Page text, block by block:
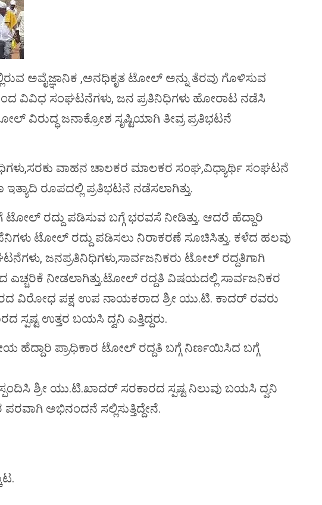
ಅವೈಜ್ಞಾನಿಕ ,ಅನಧಿಕೃತ ಟೋಲ್ ಅನ್ನು ತೆರವು ಗೊಳಿಸುವ
ವಿವಿಧ ಸಂಘಟನೆಗಳು, ಜನ ಪ್ರತಿನಿಧಿಗಳು ಹೋರಾಟ ನಡೆಸಿ
ವಿರುದ್ಧ ಜನಾಕ್ರೋಶ ಸೃಷ್ಟಿಯಾಗಿ ತೀವ್ರ ಪ್ರತಿಭಟನೆ
ವಾಹನ ಚಾಲಕರ ಮಾಲಕರ ಸಂಘ,ವಿಧ್ಯಾರ್ಥಿ ಸಂಘಟನೆ
ಇತ್ಯಾದಿ ರೂಪದಲ್ಲಿ ಪ್ರತಿಭಟನೆ ನಡೆಸಲಾಗಿತ್ತು.
ರದ್ದು ಪಡಿಸುವ ಬಗ್ಗೆ ಭರವಸೆ ನೀಡಿತ್ತು. ಆದರೆ ಹೆದ್ದಾರಿ
ಟೋಲ್ ರದ್ದು ಪಡಿಸಲು ನಿರಾಕರಣೆ ಸೂಚಿಸಿತ್ತು. ಕಳೆದ ಹಲವು
ಜನಪ್ರತಿನಿಧಿಗಳು,ಸಾರ್ವಜನಿಕರು ಟೋಲ್ ರದ್ದತಿಗಾಗಿ
ಎಚ್ಚರಿಕೆ ನೀಡಲಾಗಿತ್ತು.ಟೋಲ್ ರದ್ದತಿ ವಿಷಯದಲ್ಲಿ ಸಾರ್ವಜನಿಕರ
ವಿರೋಧ ಪಕ್ಷ ಉಪ ನಾಯಕರಾದ ಶ್ರೀ ಯು.ಟಿ. ಕಾದರ್ ರವರು
ಸ್ಪಷ್ಟ ಉತ್ತರ ಬಯಸಿ ದ್ವನಿ ಎತ್ತಿದ್ದರು.
ಹೆದ್ದಾರಿ ಪ್ರಾಧಿಕಾರ ಟೋಲ್ ರದ್ದತಿ ಬಗ್ಗೆ ನಿರ್ಣಯಿಸಿದ ಬಗ್ಗೆ
ಶ್ರೀ ಯು.ಟಿ.ಖಾದರ್ ಸರಕಾರದ ಸ್ಪಷ್ಟ ನಿಲುವು ಬಯಸಿ ದ್ವನಿ
ಅಭಿನಂದನೆ ಸಲ್ಲಿಸುತ್ತಿದ್ದೇನೆ.